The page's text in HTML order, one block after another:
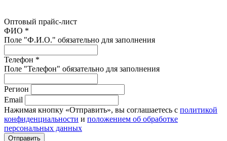
Оптовый прайс-лист
ФИО *
Поле "Ф.И.О." обязательно для заполнения
Телефон *
Поле "Телефон" обязательно для заполнения
Регион
Email
Нажимая кнопку «Отправить», вы соглашаетесь с политикой
конфиденциальности и положением об обработке
персональных данных
Отправить